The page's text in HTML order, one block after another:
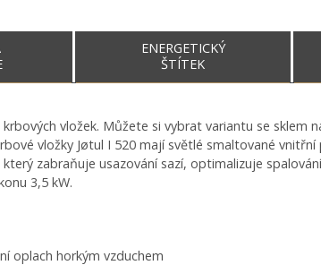
ENERGETICKÝ
ŠTÍTEK
vložek. Můžete si vybrat variantu se sklem
vložky Jøtul I 520 mají světlé smaltované
zabraňuje usazování sazí, optimalizuje
3,5 kW.
oplach horkým vzduchem